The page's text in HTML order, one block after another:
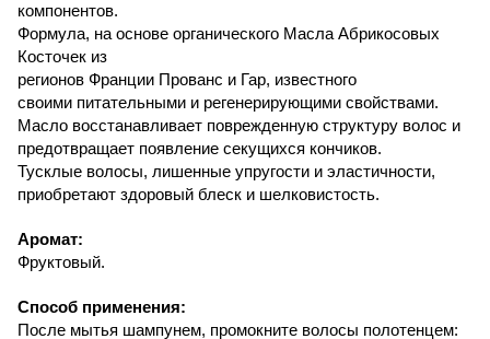
компонентов.
Формула, на основе органического Масла Абрикосовых
Косточек из
регионов Франции Прованс и Гар, известного
своими питательными и регенерирующими свойствами.
Масло восстанавливает поврежденную структуру волос и
предотвращает появление секущихся кончиков.
Тусклые волосы, лишенные упругости и эластичности,
приобретают здоровый блеск и шелковистость.
Аромат:
Фруктовый.
Способ применения:
После мытья шампунем, промокните волосы полотенцем: